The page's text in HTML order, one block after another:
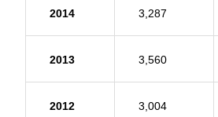
2014 3,287
2013 3,560
2012 3,004